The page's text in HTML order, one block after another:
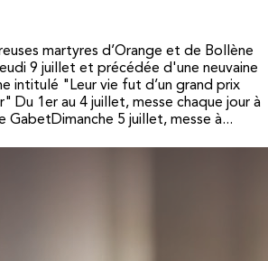
martyres d’Orange et de Bollène
9 juillet et précédée d'une neuvaine
intitulé "Leur vie fut d’un grand prix
Du 1er au 4 juillet, messe chaque jour à
GabetDimanche 5 juillet, messe à...